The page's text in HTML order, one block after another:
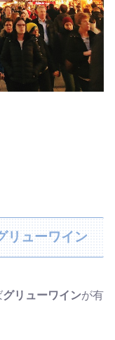
リューワイン
グリューワインが有